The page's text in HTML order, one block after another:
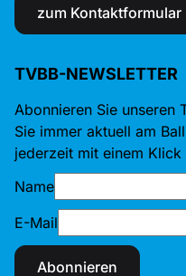
zum Kontaktformular
TVBB-NEWSLETTER
Abonnieren Sie unseren
Sie immer aktuell am
jederzeit mit einem
Name
E-Mail
Abonnieren